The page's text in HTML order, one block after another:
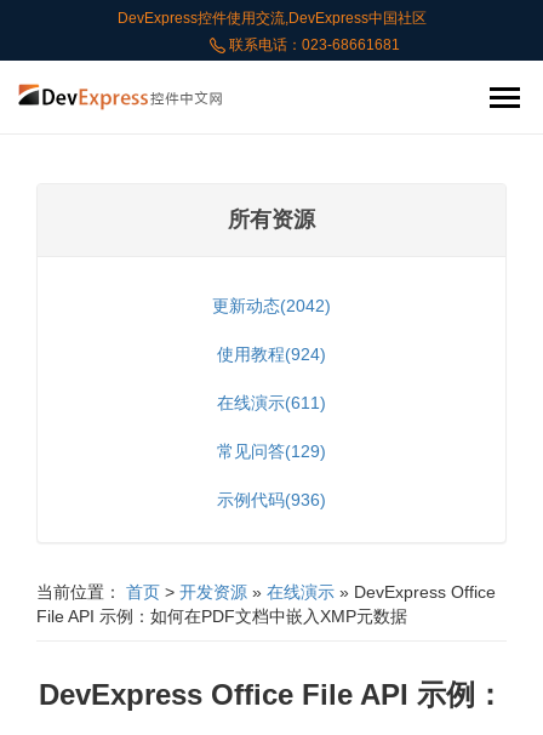
DevExpress控件使用交流,DevExpress中国社区
联系电话：023-68661681
所有资源
更新动态(2042)
使用教程(924)
在线演示(611)
常见问答(129)
示例代码(936)
当前位置： 首页 > 开发资源 » 在线演示 » DevExpress Office
File API 示例：如何在PDF文档中嵌入XMP元数据
DevExpress Office File API 示例：